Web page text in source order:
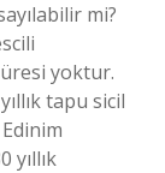
mi?
yoktur.
tapu sicil
Edinim
yıllık